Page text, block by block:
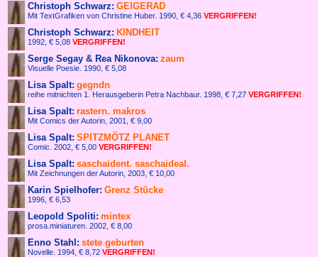
Christoph Schwarz: GEIGERAD
Mit TextGrafiken von Christine Huber. 1990, € 4,36 VERGRIFFEN!
Christoph Schwarz: KINDHEIT
1992, € 5,08 VERGRIFFEN!
Serge Segay & Rea Nikonova: zaum
Visuelle Poesie. 1990, € 5,08
Lisa Spalt: gegndn
reihe mitnichten 1. Herausgeberin Petra Nachbaur. 1998, € 7,27 VERGRIFFEN!
Lisa Spalt: rastern. makros
Mit Comics der Autorin, 2001, € 9,00
Lisa Spalt: SPITZMÖTZ PLANET
Comic. 2002, € 5,00 VERGRIFFEN!
Lisa Spalt: saschaident. saschaideal.
Mit Zeichnungen der Autorin, 2003, € 10,00
Karin Spielhofer: Grenz Stücke
1996, € 6,53
Leopold Spoliti: mintex
prosa.miniaturen. 2002, € 8,00
Enno Stahl: stete geburten
Novelle. 1994, € 8,72 VERGRIFFEN!